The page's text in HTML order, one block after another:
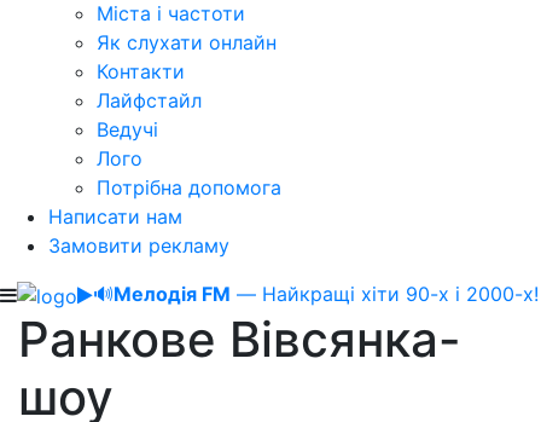
Міста і частоти
Як слухати онлайн
Контакти
Лайфстайл
Ведучі
Лого
Потрібна допомога
Написати нам
Замовити рекламу
🔊Мелодія FM — Найкращі хіти 90-х і 2000-х!
Ранкове Вівсянка-
шоу